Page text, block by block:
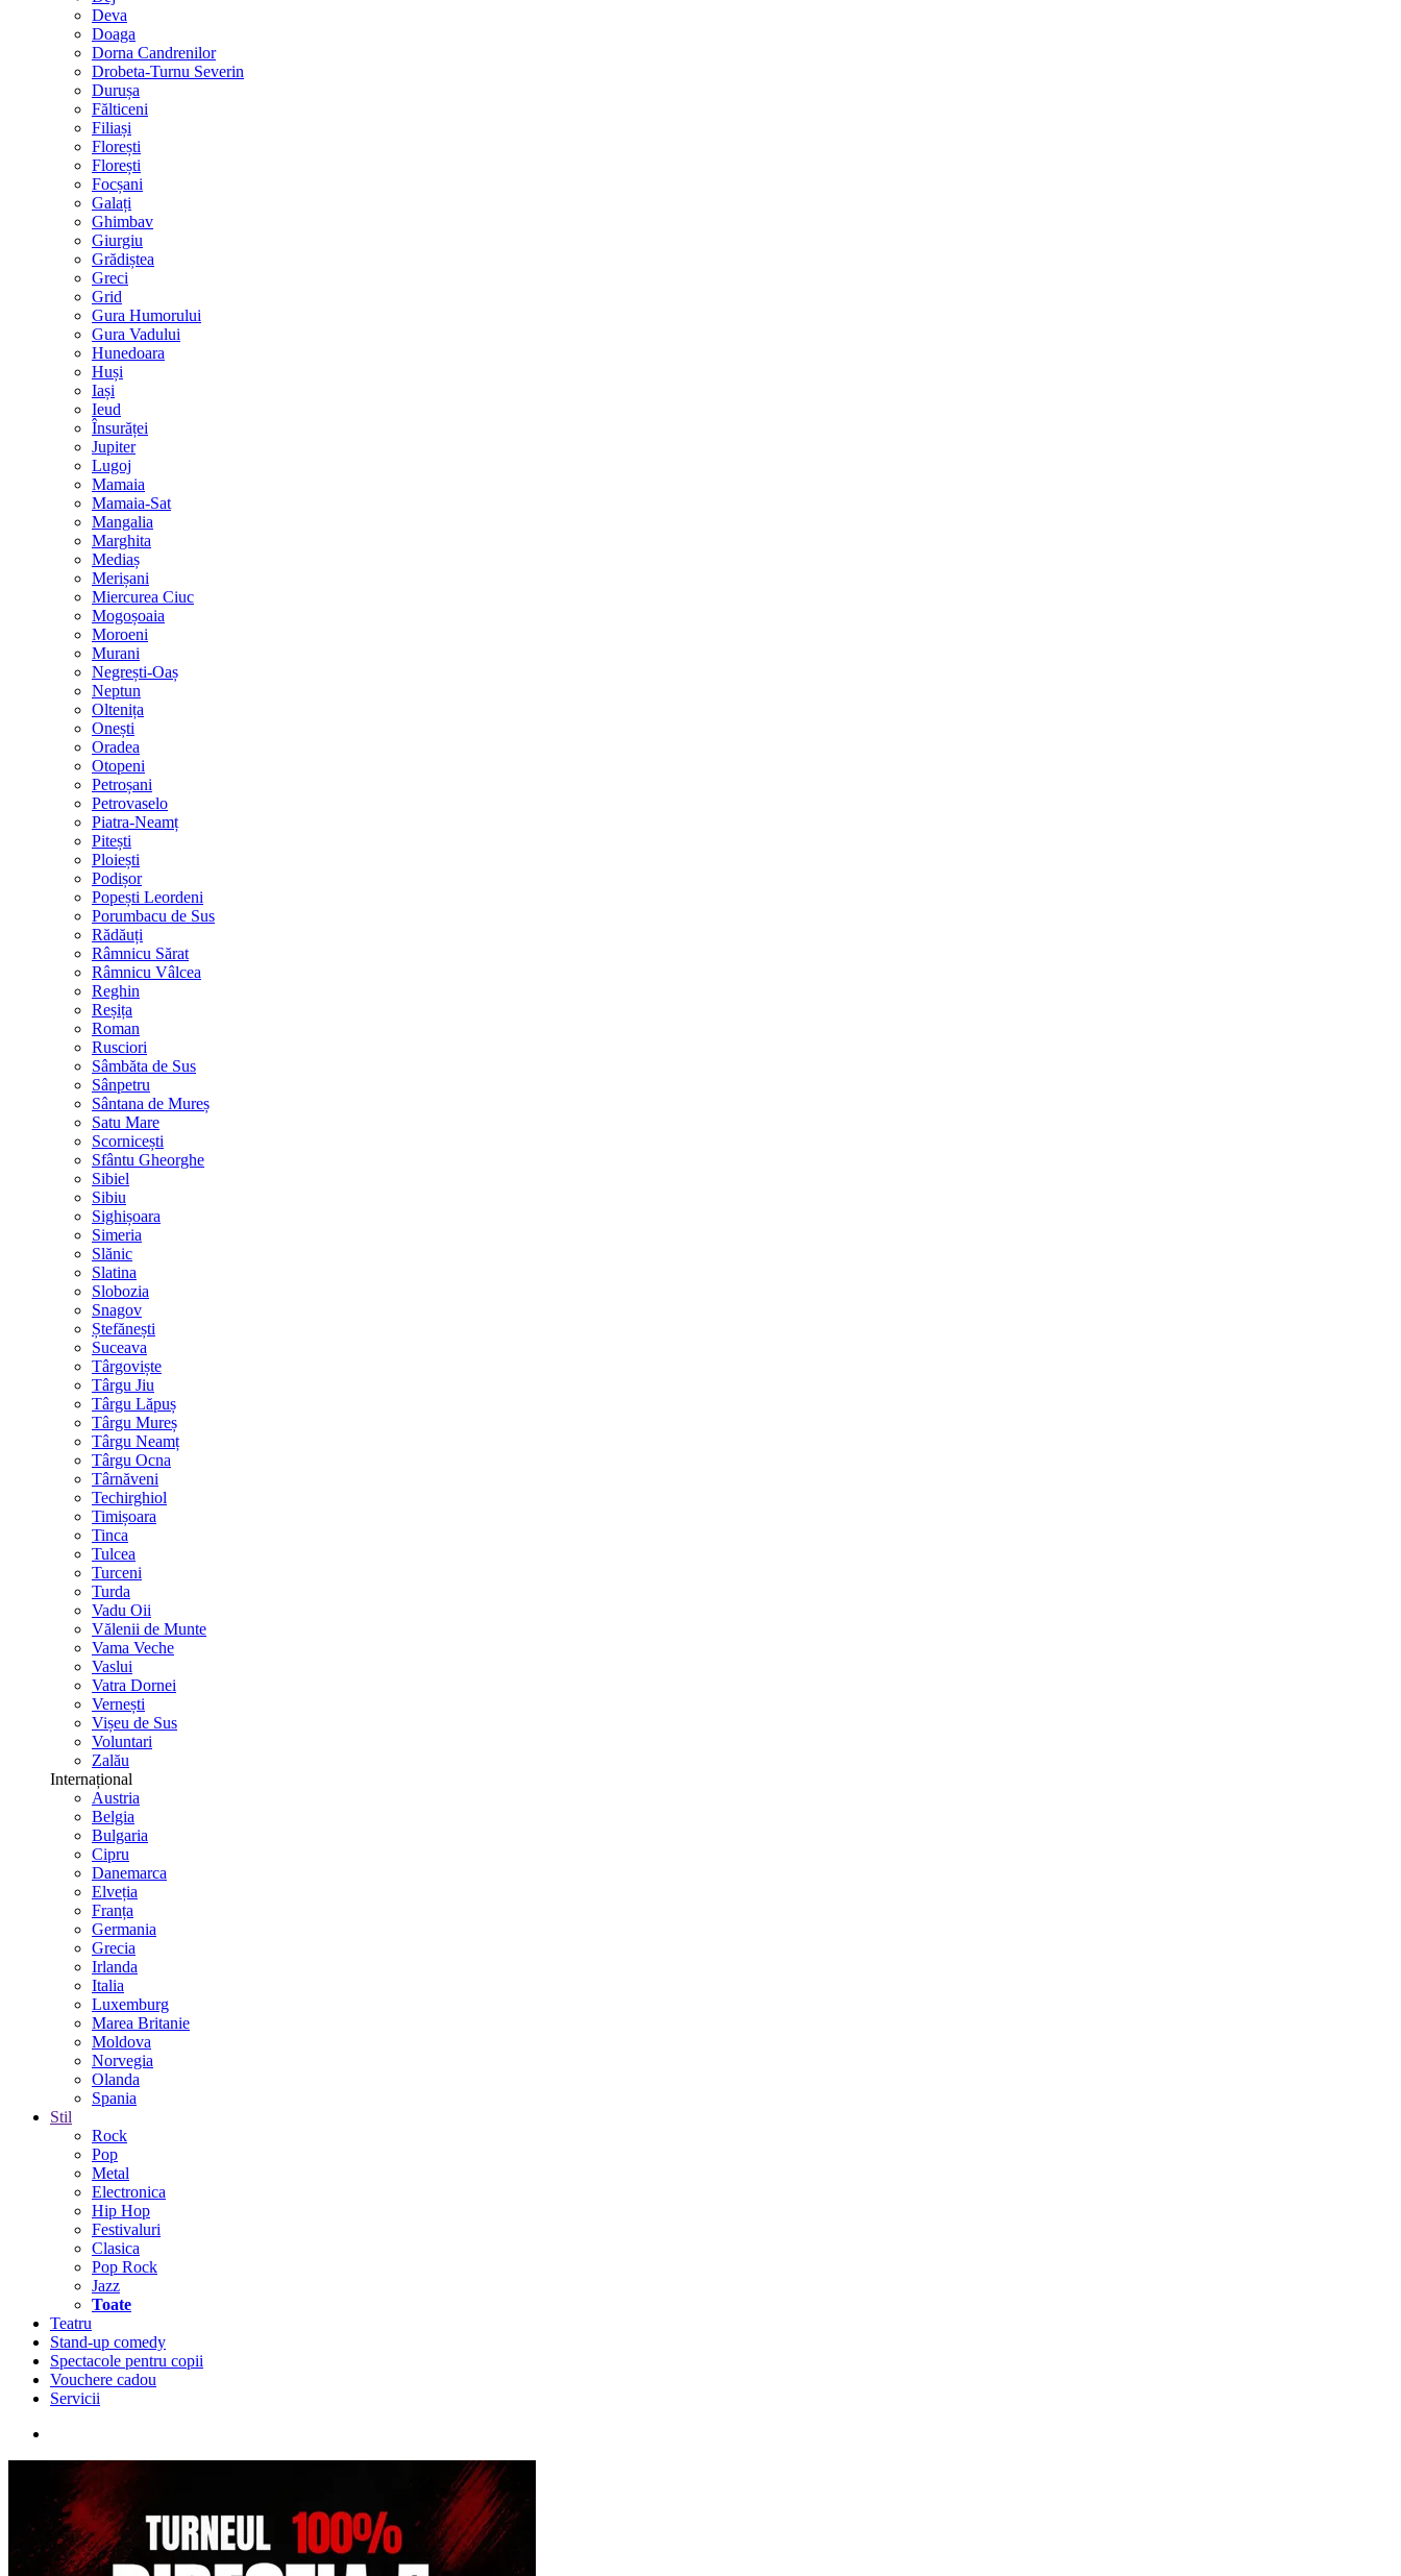
Deva
Doaga
Dorna Candrenilor
Drobeta-Turnu Severin
Durușa
Fălticeni
Filiași
Florești
Florești
Focșani
Galați
Ghimbav
Giurgiu
Grădiștea
Greci
Grid
Gura Humorului
Gura Vadului
Hunedoara
Huși
Iași
Ieud
Însurăței
Jupiter
Lugoj
Mamaia
Mamaia-Sat
Mangalia
Marghita
Mediaș
Merișani
Miercurea Ciuc
Mogoșoaia
Moroeni
Murani
Negrești-Oaș
Neptun
Oltenița
Onești
Oradea
Otopeni
Petroșani
Petrovaselo
Piatra-Neamț
Pitești
Ploiești
Podișor
Popești Leordeni
Porumbacu de Sus
Rădăuți
Râmnicu Sărat
Râmnicu Vâlcea
Reghin
Reșița
Roman
Rusciori
Sâmbăta de Sus
Sânpetru
Sântana de Mureș
Satu Mare
Scornicești
Sfântu Gheorghe
Sibiel
Sibiu
Sighișoara
Simeria
Slănic
Slatina
Slobozia
Snagov
Ștefănești
Suceava
Târgoviște
Târgu Jiu
Târgu Lăpuș
Târgu Mureș
Târgu Neamț
Târgu Ocna
Târnăveni
Techirghiol
Timișoara
Tinca
Tulcea
Turceni
Turda
Vadu Oii
Vălenii de Munte
Vama Veche
Vaslui
Vatra Dornei
Vernești
Vișeu de Sus
Voluntari
Zalău
Internațional
Austria
Belgia
Bulgaria
Cipru
Danemarca
Elveția
Franța
Germania
Grecia
Irlanda
Italia
Luxemburg
Marea Britanie
Moldova
Norvegia
Olanda
Spania
Stil
Rock
Pop
Metal
Electronica
Hip Hop
Festivaluri
Clasica
Pop Rock
Jazz
Toate
Teatru
Stand-up comedy
Spectacole pentru copii
Vouchere cadou
Servicii